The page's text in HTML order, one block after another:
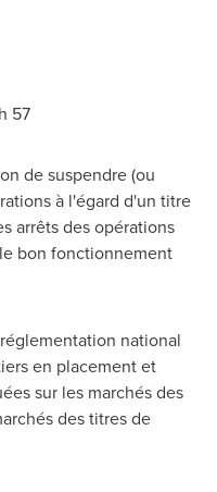
57
de suspendre (ou
à l'égard d'un titre
arrêts des opérations
bon fonctionnement
national
en placement et
sur les marchés des
des titres de